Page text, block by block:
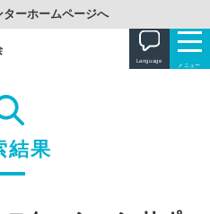
ターホームページへ
ついて
Language
メニュー
中文
結果